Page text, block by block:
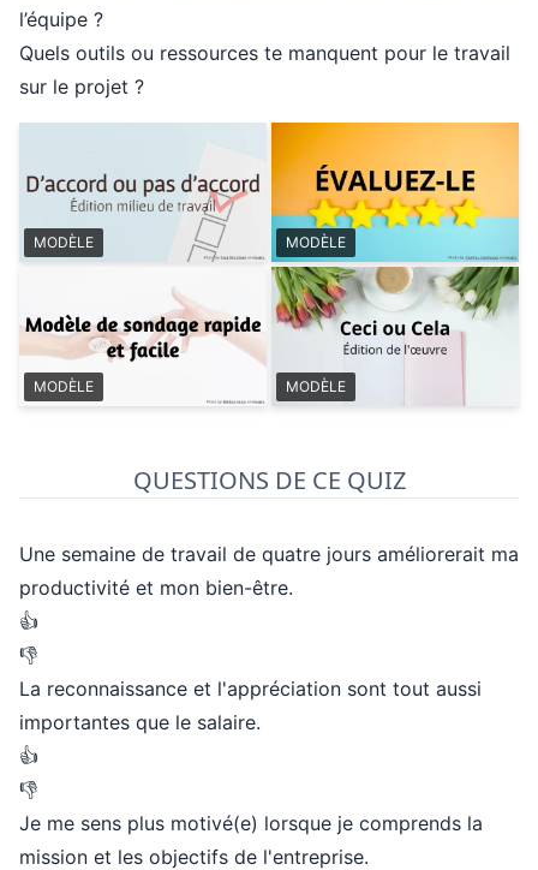
l’équipe ?
Quels outils ou ressources te manquent pour le travail
sur le projet ?
MODÈLE MODÈLE
MODÈLE MODÈLE
QUESTIONS DE CE QUIZ
Une semaine de travail de quatre jours améliorerait ma
productivité et mon bien-être.
👍
👎
La reconnaissance et l'appréciation sont tout aussi
importantes que le salaire.
👍
👎
Je me sens plus motivé(e) lorsque je comprends la
mission et les objectifs de l'entreprise.